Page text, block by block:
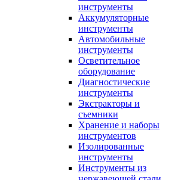
инструменты
Аккумуляторные
инструменты
Автомобильные
инструменты
Осветительное
оборудование
Диагностические
инструменты
Экстракторы и
съемники
Хранение и наборы
инструментов
Изолированные
инструменты
Инструменты из